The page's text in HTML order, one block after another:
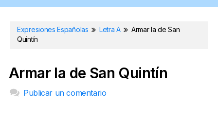
Expresiones Españolas Letra A
Armar la de San
Quintín
Armar la de San Quintín
Publicar un comentario